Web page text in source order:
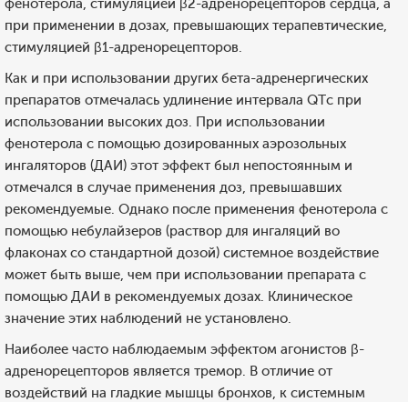
фенотерола, стимуляцией β2-адренорецепторов сердца, а
при применении в дозах, превышающих терапевтические,
стимуляцией β1-адренорецепторов.
Как и при использовании других бета-адренергических
препаратов отмечалась удлинение интервала QTс при
использовании высоких доз. При использовании
фенотерола с помощью дозированных аэрозольных
ингаляторов (ДАИ) этот эффект был непостоянным и
отмечался в случае применения доз, превышавших
рекомендуемые. Однако после применения фенотерола с
помощью небулайзеров (раствор для ингаляций во
флаконах со стандартной дозой) системное воздействие
может быть выше, чем при использовании препарата с
помощью ДАИ в рекомендуемых дозах. Клиническое
значение этих наблюдений не установлено.
Наиболее часто наблюдаемым эффектом агонистов β-
адренорецепторов является тремор. В отличие от
воздействий на гладкие мышцы бронхов, к системным